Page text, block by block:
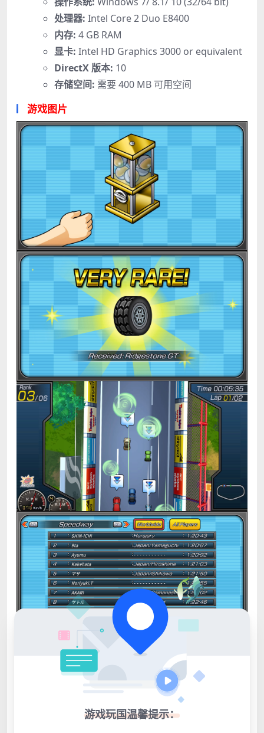
处理器: Intel Core 2 Duo E8400
内存: 4 GB RAM
显卡: Intel HD Graphics 3000 or equivalent
DirectX 版本: 10
存储空间: 需要 400 MB 可用空间
游戏图片
游戏玩国温馨提示：